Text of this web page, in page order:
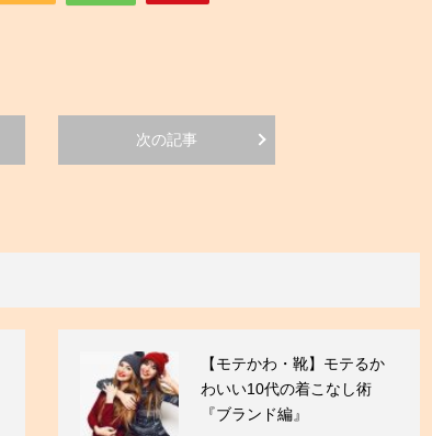
次の記事
【モテかわ・靴】モテるか
わいい10代の着こなし術
『ブランド編』